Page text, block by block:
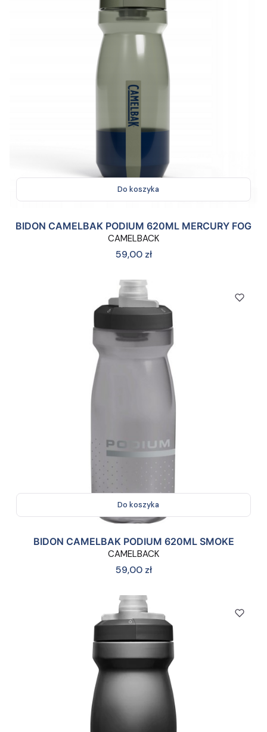
Do koszyka
BIDON CAMELBAK PODIUM 620ML MERCURY FOG
CAMELBACK
Cena
59,00 zł
Do koszyka
BIDON CAMELBAK PODIUM 620ML SMOKE
CAMELBACK
Cena
59,00 zł